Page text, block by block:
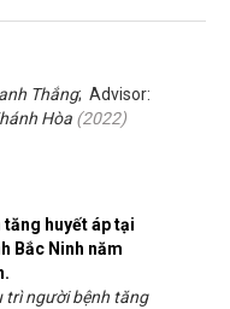
huyết áp tại
Bắc Ninh năm
Thắng; Advisor:
Hòa (2022)
trì người bệnh tăng